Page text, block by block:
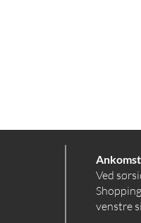
Ankomst
Ved
venstre